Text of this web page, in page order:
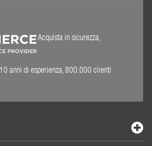
Acquista in sicurezza,
anni di esperienza, 800.000 clienti